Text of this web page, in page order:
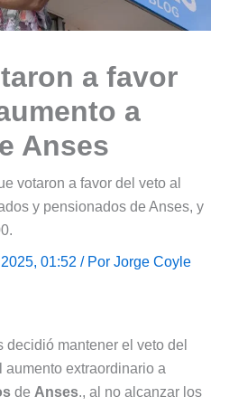
a favor
a
Anses
votaron a favor del veto al
y pensionados de Anses, y
01:52 / Por Jorge Coyle
decidió mantener el veto del
extraordinario a
de Anses., al no alcanzar los